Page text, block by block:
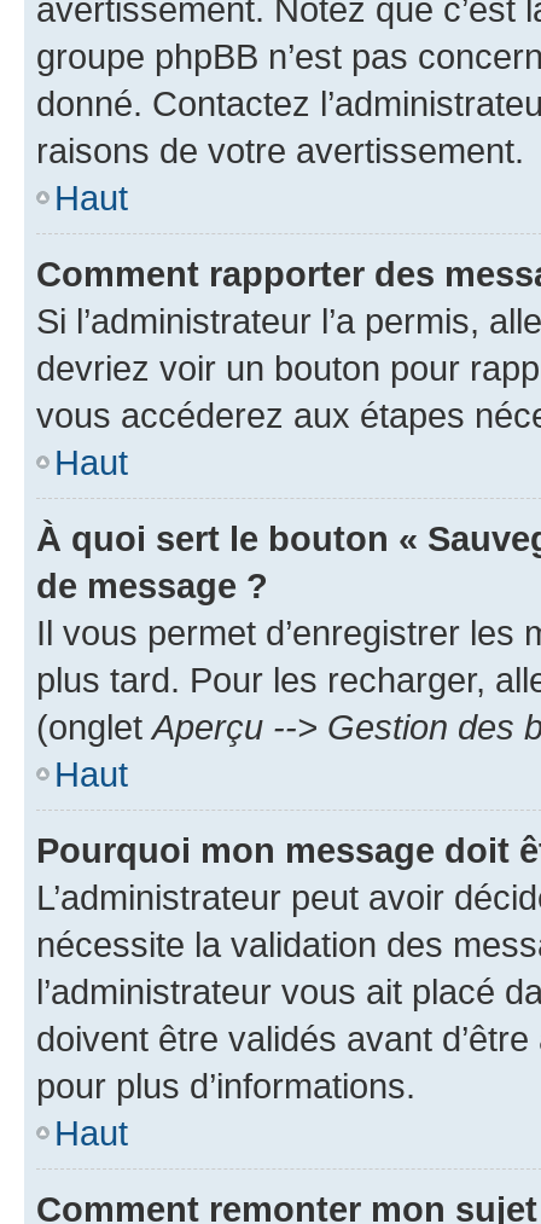
avertissement. Notez que c’est
groupe phpBB n’est pas
donné. Contactez
raisons de votre avertissement.
Haut
Comment rapporter des
Si l’administrateur l’a permis,
devriez voir un bouton pour
vous accéderez aux étapes
Haut
À quoi sert le bouton «
de message ?
Il vous permet d’enregistrer
plus tard. Pour les recharger,
(onglet Aperçu --> Gestion des
Haut
Pourquoi mon message doit
L’administrateur peut avoir
nécessite la validation des
l’administrateur vous ait placé
doivent être validés avant
pour plus d’informations.
Haut
Comment remonter mon